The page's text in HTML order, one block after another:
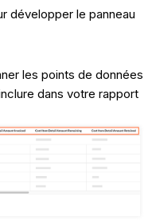
développer le panneau
les points de données
dans votre rapport